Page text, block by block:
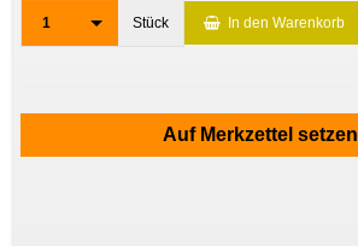
1 Stück In den Warenkorb
Auf Merkzettel setzen